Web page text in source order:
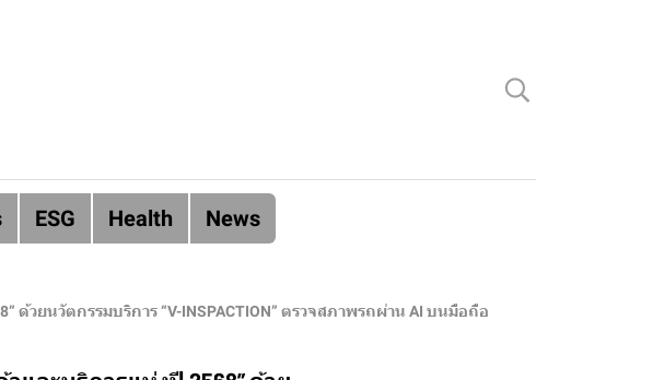
ESG Health News
ด้วยนวัตกรรมบริการ “V-INSPACTION” ตรวจสภาพรถผ่าน AI บนมือถือ